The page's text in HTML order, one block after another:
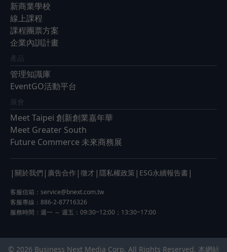
新商業學校
線上課程
課程團票方案
企業內訓計畫
產品
管理知識庫
EventGO活動平台
展會
Meet Taipei 創新創業嘉年華
Meet Greater South
Future Commerce 未來商務展
| 關於我們 | 廣告合作 | 徵才 | 隱私權政策 | ESG永續報告書 |
客服信箱： service@bnext.com.tw
客服專線：886-2-87716326
服務時間：週一 ～ 週五：09:30~12:00；13:30~17:00
© 2026 Business Next Media Corp. All Rights Reserved. 本網站